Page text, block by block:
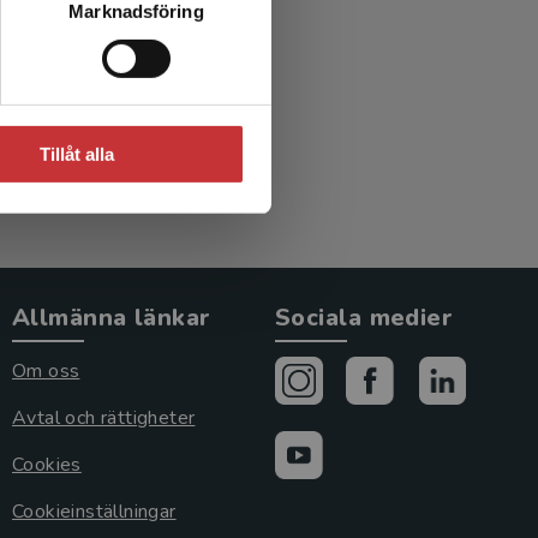
Marknadsföring
Tillåt alla
Allmänna länkar
Om oss
Avtal och rättigheter
Cookies
Cookieinställningar
Sociala medier